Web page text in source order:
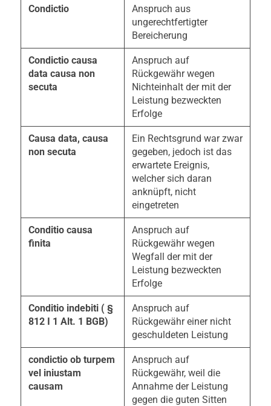
Condictio
Anspruch aus
ungerechtfertigter
Bereicherung
Condictio causa
data causa non
secuta
Anspruch auf
Rückgewähr wegen
Nichteinhalt der mit der
Leistung bezweckten
Erfolge
Causa data, causa
non secuta
Ein Rechtsgrund war zwar
gegeben, jedoch ist das
erwartete Ereignis,
welcher sich daran
anknüpft, nicht
eingetreten
Conditio causa
finita
Anspruch auf
Rückgewähr wegen
Wegfall der mit der
Leistung bezweckten
Erfolge
Conditio indebiti ( §
812 I 1 Alt. 1 BGB)
Anspruch auf
Rückgewähr einer nicht
geschuldeten Leistung
condictio ob turpem
vel iniustam
causam
Anspruch auf
Rückgewähr, weil die
Annahme der Leistung
gegen die guten Sitten